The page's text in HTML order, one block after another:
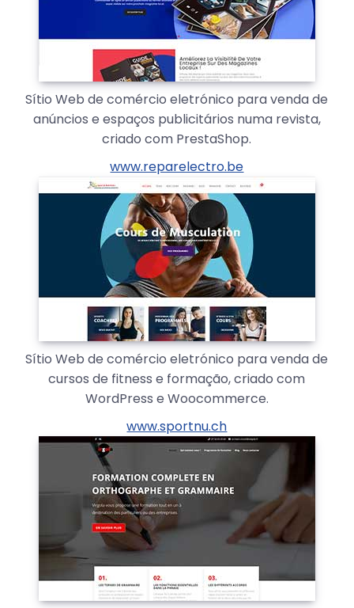
Sítio Web de comércio eletrónico para venda de
anúncios e espaços publicitários numa revista,
criado com PrestaShop.
www.reparelectro.be
Sítio Web de comércio eletrónico para venda de
cursos de fitness e formação, criado com
WordPress e Woocommerce.
www.sportnu.ch